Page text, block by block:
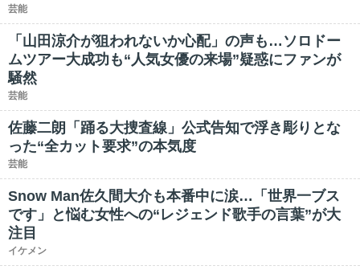
芸能
「山田涼介が狙われないか心配」の声も…ソロドー
ムツアー大成功も“人気女優の来場”疑惑にファンが
騒然
芸能
佐藤二朗「踊る大捜査線」公式告知で浮き彫りとな
った“全カット要求”の本気度
芸能
Snow Man佐久間大介も本番中に涙…「世界一ブス
です」と悩む女性への“レジェンド歌手の言葉”が大
注目
イケメン